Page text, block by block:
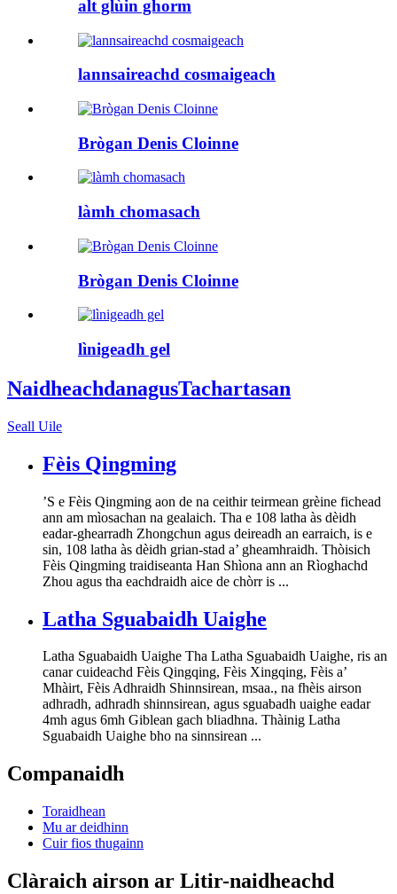
alt glùin ghorm
lannsaireachd cosmaigeach
Brògan Denis Cloinne
làmh chomasach
Brògan Denis Cloinne
lìnigeadh gel
NaidheachdanagusTachartasan
Seall Uile
Fèis Qingming
’S e Fèis Qingming aon de na ceithir teirmean grèine fichead
ann am mìosachan na gealaich. Tha e 108 latha às dèidh
eadar-ghearradh Zhongchun agus deireadh an earraich, is e
sin, 108 latha às dèidh grian-stad a’ gheamhraidh. Thòisich
Fèis Qingming traidiseanta Han Shìona ann an Rìoghachd
Zhou agus tha eachdraidh aice de chòrr is ...
Latha Sguabaidh Uaighe
Latha Sguabaidh Uaighe Tha Latha Sguabaidh Uaighe, ris an
canar cuideachd Fèis Qingqing, Fèis Xingqing, Fèis a’
Mhàirt, Fèis Adhraidh Shinnsirean, msaa., na fhèis airson
adhradh, adhradh shinnsirean, agus sguabadh uaighe eadar
4mh agus 6mh Giblean gach bliadhna. Thàinig Latha
Sguabaidh Uaighe bho na sinnsirean ...
Companaidh
Toraidhean
Mu ar deidhinn
Cuir fios thugainn
Clàraich airson ar Litir-naidheachd